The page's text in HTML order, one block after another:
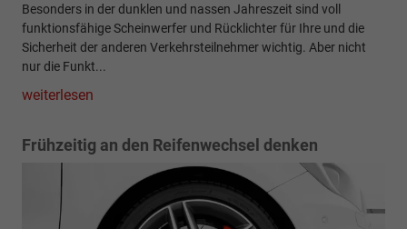
Besonders in der dunklen und nassen Jahreszeit sind voll
funktionsfähige Scheinwerfer und Rücklichter für Ihre und die
Sicherheit der anderen Verkehrsteilnehmer wichtig. Aber nicht
nur die Funkt...
weiterlesen
Frühzeitig an den Reifenwechsel denken